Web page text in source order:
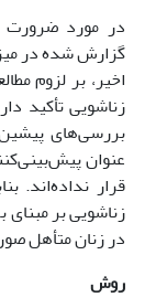
در مورد ضرورت
گزارش شده در
اخیر، بر لزوم
زناشویی تأکید
بررسی‌های
عنوان
قرار نداده‌اند.
زناشویی بر
در زنان متأهل
روش